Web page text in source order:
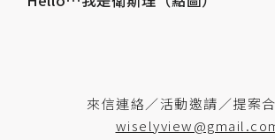
來信連絡／活動邀請／提案合